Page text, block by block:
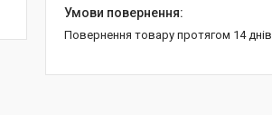
повернення товару протягом 14 днів